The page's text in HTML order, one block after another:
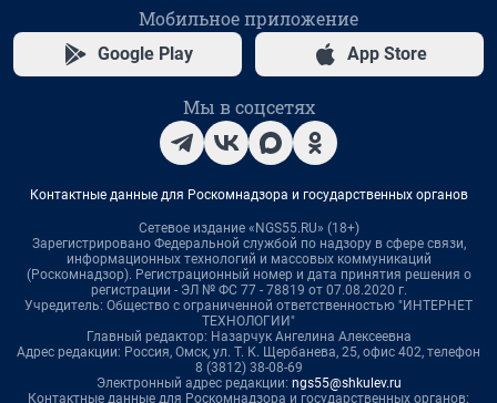
Мобильное приложение
Google Play App Store
Мы в соцсетях
Контактные данные для Роскомнадзора и государственных органов
Сетевое издание «NGS55.RU» (18+)
Зарегистрировано Федеральной службой по надзору в сфере связи,
информационных технологий и массовых коммуникаций
(Роскомнадзор). Регистрационный номер и дата принятия решения о
регистрации - ЭЛ № ФС 77 - 78819 от 07.08.2020 г.
Учредитель: Общество с ограниченной ответственностью "ИНТЕРНЕТ
ТЕХНОЛОГИИ"
Главный редактор: Назарчук Ангелина Алексеевна
Адрес редакции: Россия, Омск, ул. Т. К. Щербанева, 25, офис 402, телефон
8 (3812) 38-08-69
Электронный адрес редакции: ngs55@shkulev.ru
Контактные данные для Роскомнадзора и государственных органов: